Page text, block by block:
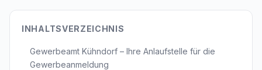
INHALTSVERZEICHNIS
Gewerbeamt Kühndorf – Ihre Anlaufstelle für die
Gewerbeanmeldung